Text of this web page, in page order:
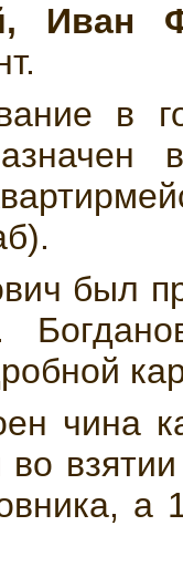
Иван
в
был
чина
во
а